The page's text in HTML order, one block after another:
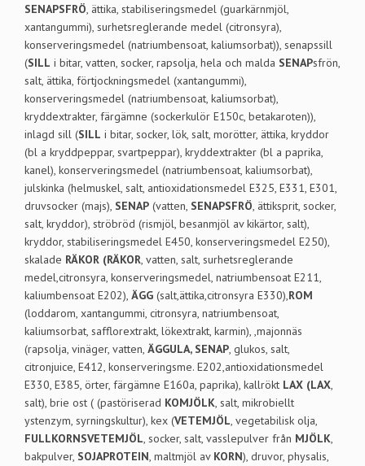
SENAPSFRÖ, ättika, stabiliseringsmedel (guarkärnmjöl,
xantangummi), surhetsreglerande medel (citronsyra),
konserveringsmedel (natriumbensoat, kaliumsorbat)), senapssill
(SILL i bitar, vatten, socker, rapsolja, hela och malda SENAPsfrön,
salt, ättika, förtjockningsmedel (xantangummi),
konserveringsmedel (natriumbensoat, kaliumsorbat),
kryddextrakter, färgämne (sockerkulör E150c, betakaroten)),
inlagd sill (SILL i bitar, socker, lök, salt, morötter, ättika, kryddor
(bl a kryddpeppar, svartpeppar), kryddextrakter (bl a paprika,
kanel), konserveringsmedel (natriumbensoat, kaliumsorbat),
julskinka (helmuskel, salt, antioxidationsmedel E325, E331, E301,
druvsocker (majs), SENAP (vatten, SENAPSFRÖ, ättiksprit, socker,
salt, kryddor), ströbröd (rismjöl, besanmjöl av kikärtor, salt),
kryddor, stabiliseringsmedel E450, konserveringsmedel E250),
skalade RÄKOR (RÄKOR, vatten, salt, surhetsreglerande
medel,citronsyra, konserveringsmedel, natriumbensoat E211,
kaliumbensoat E202), ÄGG (salt,ättika,citronsyra E330),ROM
(loddarom, xantangummi, citronsyra, natriumbensoat,
kaliumsorbat, safflorextrakt, lökextrakt, karmin), ,majonnäs
(rapsolja, vinäger, vatten, ÄGGULA, SENAP, glukos, salt,
citronjuice, E412, konserveringsme. E202,antioxidationsmedel
E330, E385, örter, färgämne E160a, paprika), kallrökt LAX (LAX,
salt), brie ost ( (pastöriserad KOMJÖLK, salt, mikrobiellt
ystenzym, syrningskultur), kex (VETEMJÖL, vegetabilisk olja,
FULLKORNSVETEMJÖL, socker, salt, vasslepulver från MJÖLK,
bakpulver, SOJAPROTEIN, maltmjöl av KORN), druvor, physalis,